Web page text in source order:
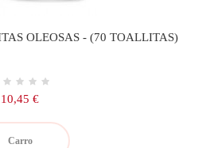
SEBAMED BABY TOALLITAS OLEOSAS - (70 TOALLITAS)
Precio
10,45 €
Carro